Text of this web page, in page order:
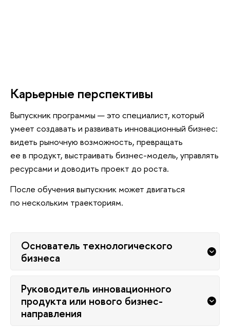
Карьерные перспективы
ыпускник программы — это специалист, который
умеет создавать и развивать инновационный бизнес:
идеть рыночную возможность, превращать
ее в продукт, выстраивать бизнес-модель, управлять
ресурсами и доводить проект до роста.
После обучения выпускник может двигаться
по нескольким траекториям.
Основатель технологического
изнеса
Руководитель инновационного
продукта или нового бизнес-
направления